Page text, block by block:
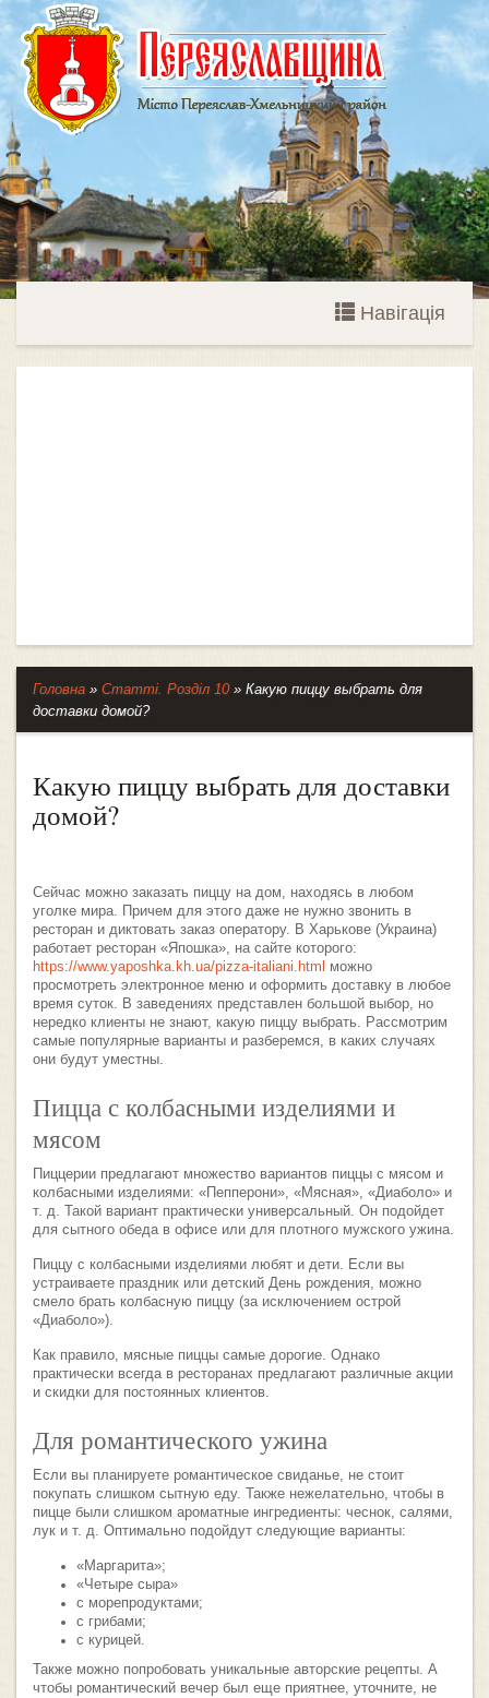
Навігація
Головна » Статті. Розділ 10 » Какую пиццу выбрать для
доставки домой?
Какую пиццу выбрать для доставки
домой?
Сейчас можно заказать пиццу на дом, находясь в любом
уголке мира. Причем для этого даже не нужно звонить в
ресторан и диктовать заказ оператору. В Харькове (Украина)
работает ресторан «Япошка», на сайте которого:
https://www.yaposhka.kh.ua/pizza-italiani.html
можно
просмотреть электронное меню и оформить доставку в любое
время суток. В заведениях представлен большой выбор, но
нередко клиенты не знают, какую пиццу выбрать. Рассмотрим
самые популярные варианты и разберемся, в каких случаях
они будут уместны.
Пицца с колбасными изделиями и
мясом
Пиццерии предлагают множество вариантов пиццы с мясом и
колбасными изделиями: «Пепперони», «Мясная», «Диаболо» и
т. д. Такой вариант практически универсальный. Он подойдет
для сытного обеда в офисе или для плотного мужского ужина.
Пиццу с колбасными изделиями любят и дети. Если вы
устраиваете праздник или детский День рождения, можно
смело брать колбасную пиццу (за исключением острой
«Диаболо»).
Как правило, мясные пиццы самые дорогие. Однако
практически всегда в ресторанах предлагают различные акции
и скидки для постоянных клиентов.
Для романтического ужина
Если вы планируете романтическое свиданье, не стоит
покупать слишком сытную еду. Также нежелательно, чтобы в
пицце были слишком ароматные ингредиенты: чеснок, салями,
лук и т. д. Оптимально подойдут следующие варианты:
«Маргарита»;
«Четыре сыра»
с морепродуктами;
с грибами;
с курицей.
Также можно попробовать уникальные авторские рецепты. А
чтобы романтический вечер был еще приятнее, уточните, не